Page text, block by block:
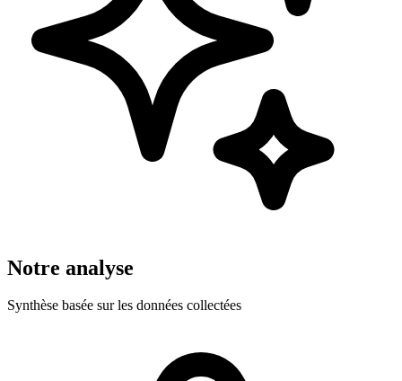
Notre analyse
Synthèse basée sur les données collectées